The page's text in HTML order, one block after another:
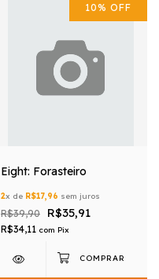
10% OFF
Eight: Forasteiro
2x de R$17,96 sem juros
R$39,90 R$35,91
R$34,11 com Pix